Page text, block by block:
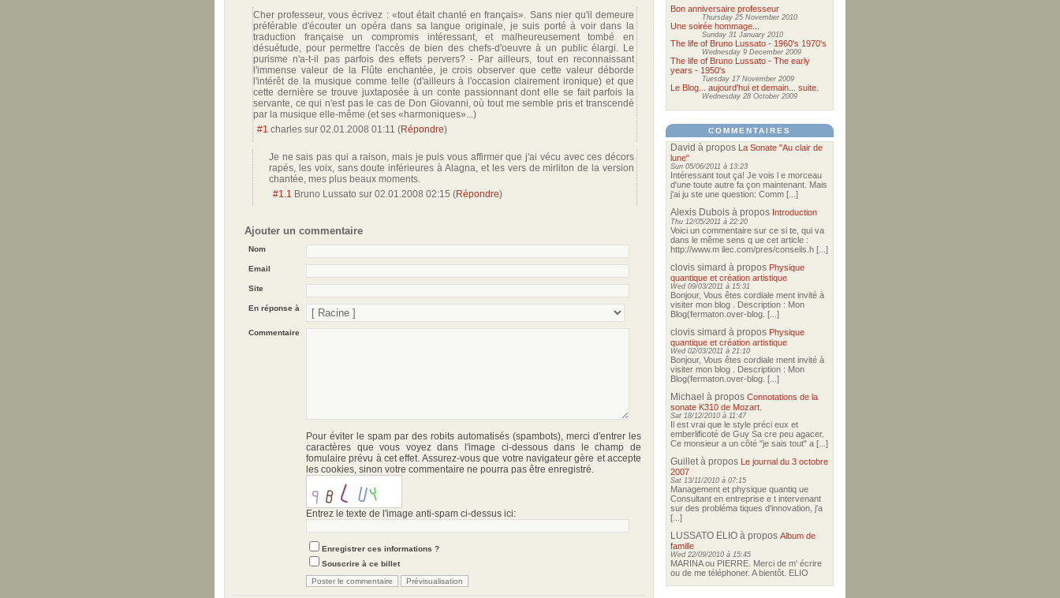
Cher professeur, vous écrivez : «tout était chanté en français». Sans nier qu'il demeure
préférable d'écouter un opéra dans sa langue originale, je suis porté à voir dans la
traduction française un compromis intéressant, et malheureusement tombé en
désuétude, pour permettre l'accès de bien des chefs-d'oeuvre à un public élargi. Le
purisme n'a-t-il pas parfois des effets pervers? - Par ailleurs, tout en reconnaissant
l'immense valeur de la Flûte enchantée, je crois observer que cette valeur déborde
l'intérêt de la musique comme telle (d'ailleurs à l'occasion clairement ironique) et que
cette dernière se trouve juxtaposée à un conte passionnant dont elle se fait parfois la
servante, ce qui n'est pas le cas de Don Giovanni, où tout me semble pris et transcendé
par la musique elle-même (et ses «harmoniques»...)
#1 charles sur 02.01.2008 01:11 (Répondre)
Je ne sais pas qui a raison, mais je puis vous affirmer que j'ai vécu avec ces décors
rapés, les voix, sans doute inférieures à Alagna, et les vers de mirliton de la version
chantée, mes plus beaux moments.
#1.1 Bruno Lussato sur 02.01.2008 02:15 (Répondre)
Ajouter un commentaire
Nom
Email
Site
En réponse à
Commentaire
Pour éviter le spam par des robits automatisés (spambots), merci d'entrer les
caractères que vous voyez dans l'image ci-dessous dans le champ de
fomulaire prévu à cet effet. Assurez-vous que votre navigateur gère et accepte
les cookies, sinon votre commentaire ne pourra pas être enregistré.
Entrez le texte de l'image anti-spam ci-dessus ici:
Enregistrer ces informations ?
Souscrire à ce billet
Bon anniversaire professeur
Thursday 25 November 2010
Une soirée hommage...
Sunday 31 January 2010
The life of Bruno Lussato - 1960's 1970's
Wednesday 9 December 2009
The life of Bruno Lussato - The early
years - 1950's
Tuesday 17 November 2009
Le Blog... aujourd'hui et demain... suite.
Wednesday 28 October 2009
COMMENTAIRES
David à propos La Sonate "Au clair de
lune"
Sun 05/06/2011 à 13:23
Intéressant tout ça! Je vois l e morceau
d'une toute autre fa çon maintenant. Mais
j'ai ju ste une question: Comm [...]
Alexis Dubois à propos Introduction
Thu 12/05/2011 à 22:20
Voici un commentaire sur ce si te, qui va
dans le même sens q ue cet article :
http://www.m ilec.com/pres/conseils.h [...]
clovis simard à propos Physique
quantique et création artistique
Wed 09/03/2011 à 15:31
Bonjour, Vous êtes cordiale ment invité à
visiter mon blog . Description : Mon
Blog(fermaton.over-blog. [...]
clovis simard à propos Physique
quantique et création artistique
Wed 02/03/2011 à 21:10
Bonjour, Vous êtes cordiale ment invité à
visiter mon blog . Description : Mon
Blog(fermaton.over-blog. [...]
Michael à propos Connotations de la
sonate K310 de Mozart.
Sat 18/12/2010 à 11:47
Il est vrai que le style préci eux et
emberlificoté de Guy Sa cre peu agacer.
Ce monsieur a un côté "je sais tout" a [...]
Guilletà propos Le journal du 3 octobre
2007
Sat 13/11/2010 à 07:15
Management et physique quantiq ue
Consultant en entreprise e t intervenant
sur des probléma tiques d'innovation, j'a
[...]
LUSSATO ELIO à propos Album de
famille
Wed 22/09/2010 à 15:45
MARINA ou PIERRE. Merci de m' écrire
ou de me téléphoner. A bientôt. ELIO